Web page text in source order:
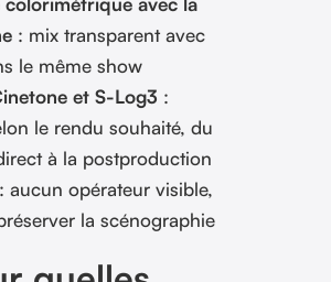
: mix transparent avec
le même show
et S-Log3 :
le rendu souhaité, du
à la postproduction
: aucun opérateur visible,
la scénographie